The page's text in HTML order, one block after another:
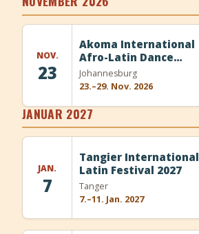
NOV.
23
Akoma International
Afro-Latin Dance
Festival 2026
Johannesburg
23.–29. Nov. 2026
JANUAR 2027
JAN.
7
Tangier International
Latin Festival 2027
Tanger
7.–11. Jan. 2027